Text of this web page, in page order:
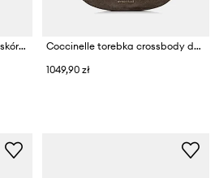
Coccinelle torebka damska skórzana
Coccinelle torebka crossbody damska zamszowa
1049,90 zł